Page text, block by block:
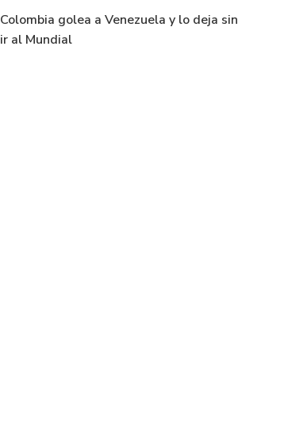
Colombia golea a Venezuela y lo deja sin
ir al Mundial